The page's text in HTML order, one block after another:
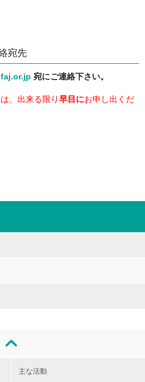
宛先
宛にご連絡下さい。
、出来る限り早目にお申し出くだ
主な活動